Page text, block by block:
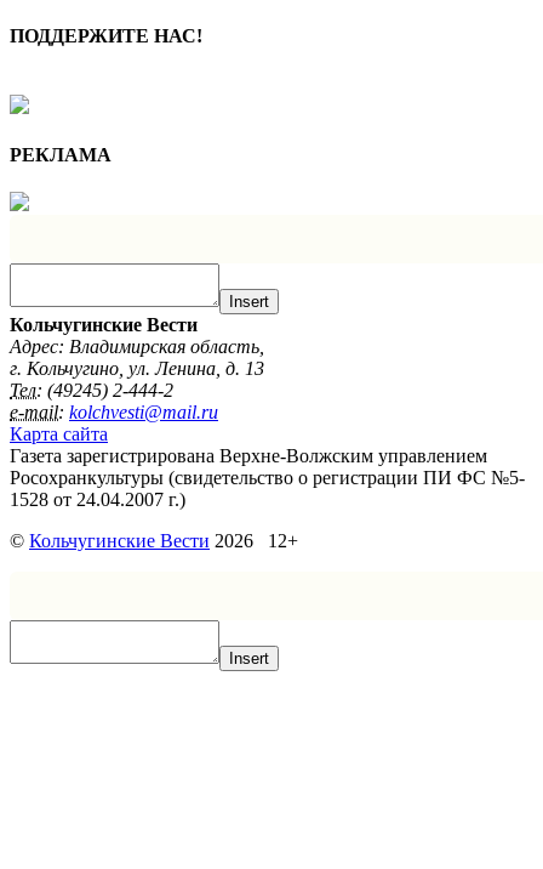
ПОДДЕРЖИТЕ НАС!
РЕКЛАМА
Insert
Кольчугинские Вести
Адрес: Владимирская область,
г. Кольчугино, ул. Ленина, д. 13
Тел: (49245) 2-444-2
e-mail: kolchvesti@mail.ru
Карта сайта
Газета зарегистрирована Верхне-Волжским управлением
Росохранкультуры (свидетельство о регистрации ПИ ФС №5-
1528 от 24.04.2007 г.)
© Кольчугинские Вести 2026 12+
Insert